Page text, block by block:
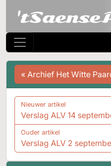
« Archief Het Witte
Nieuwer artikel
Verslag ALV 14
Ouder artikel
Verslag ALV 2